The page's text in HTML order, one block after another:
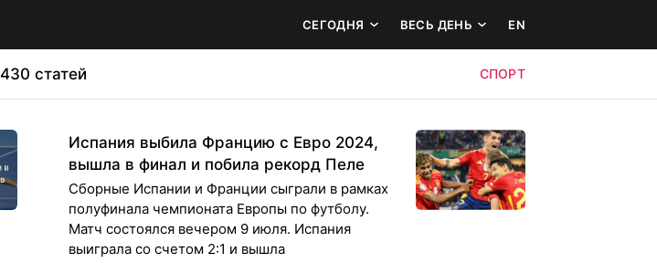
СЕГОДНЯ ВЕСЬ ДЕНЬ EN
430 статей СПОРТ
Испания выбила Францию с Евро 2024,
вышла в финал и побила рекорд Пеле
Сборные Испании и Франции сыграли в рамках
полуфинала чемпионата Европы по футболу.
Матч состоялся вечером 9 июля. Испания
выиграла со счетом 2:1 и вышла